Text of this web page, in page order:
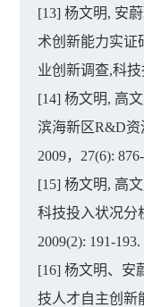
[13] 杨文明, 安
术创新能力实
业创新调查,科技
[14] 杨文明, 高
滨海新区R&D资
2009，27(6):
[15] 杨文明, 高
科技投入状况分
2009(2): 191-193.
[16] 杨文明、安
技人才自主创新